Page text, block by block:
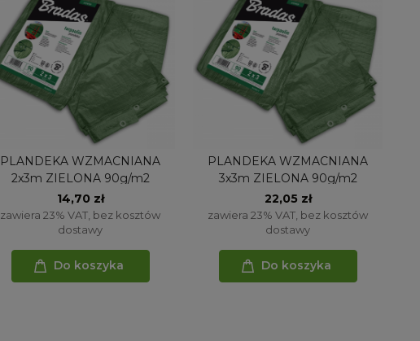
PLANDEKA WZMACNIANA
2x3m ZIELONA 90g/m2
14,70 zł
zawiera 23% VAT, bez kosztów
dostawy
Do koszyka
PLANDEKA WZMACNIANA
3x3m ZIELONA 90g/m2
22,05 zł
zawiera 23% VAT, bez kosztów
dostawy
Do koszyka